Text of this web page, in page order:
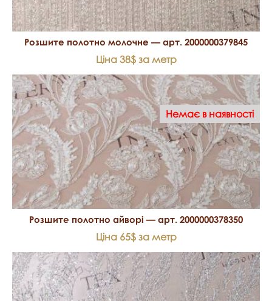
Розшите полотно молочне — арт. 2000000379845
Ціна 38$ за метр
Немає в наявності
Розшите полотно айворі — арт. 2000000378350
Ціна 65$ за метр